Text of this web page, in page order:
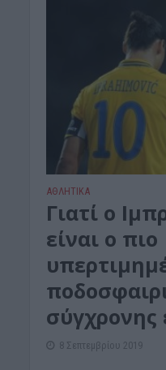
ΑΘΛΗΤΙΚΑ
Γιατί ο
είναι ο πιο
σύγχρονης
8 Σεπτεμβρίου 2019